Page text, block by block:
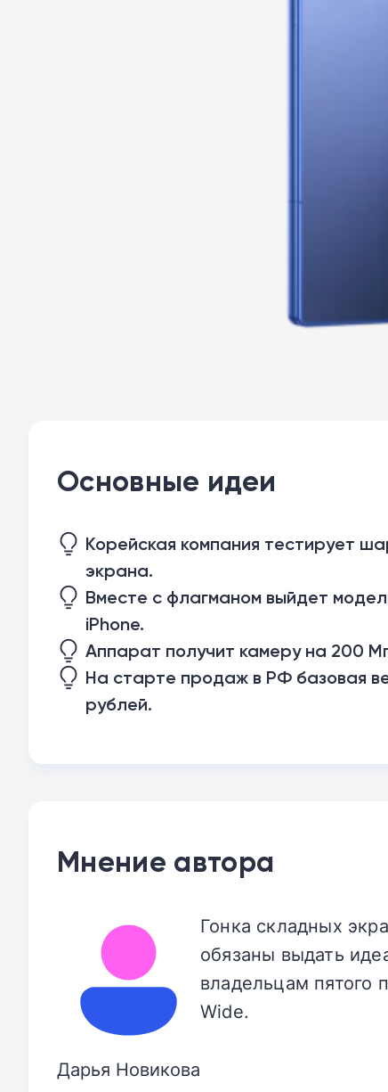
Основные идеи
Корейская компания тестирует
экрана.
Вместе с флагманом выйдет
iPhone.
Аппарат получит камеру на 200
На старте продаж в РФ базовая
рублей.
Мнение автора
Дарья Новикова
Гонка складных
обязаны выдать
владельцам пятого
Wide.